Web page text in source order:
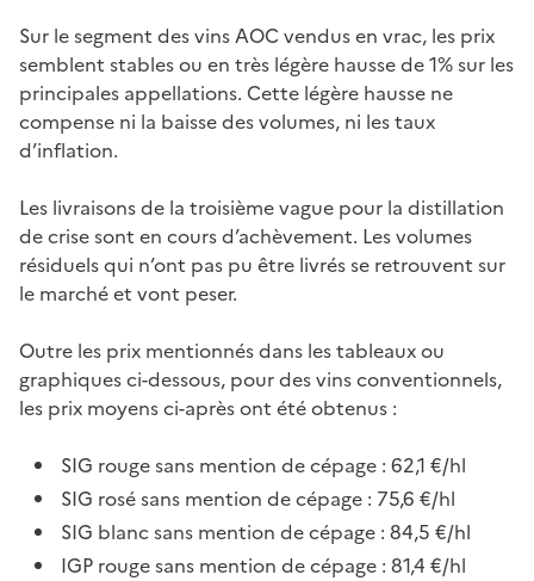
Sur le segment des vins AOC vendus en vrac, les prix
semblent stables ou en très légère hausse de 1% sur les
principales appellations. Cette légère hausse ne
compense ni la baisse des volumes, ni les taux
d’inflation.
Les livraisons de la troisième vague pour la distillation
de crise sont en cours d’achèvement. Les volumes
résiduels qui n’ont pas pu être livrés se retrouvent sur
le marché et vont peser.
Outre les prix mentionnés dans les tableaux ou
graphiques ci-dessous, pour des vins conventionnels,
les prix moyens ci-après ont été obtenus :
SIG rouge sans mention de cépage : 62,1 €/hl
SIG rosé sans mention de cépage : 75,6 €/hl
SIG blanc sans mention de cépage : 84,5 €/hl
IGP rouge sans mention de cépage : 81,4 €/hl